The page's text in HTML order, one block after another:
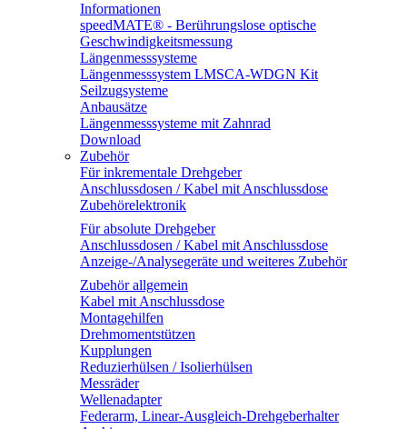
Informationen
speedMATE® - Berührungslose optische
Geschwindigkeitsmessung
Längenmesssysteme
Längenmesssystem LMSCA-WDGN Kit
Seilzugsysteme
Anbausätze
Längenmesssysteme mit Zahnrad
Download
Zubehör
Für inkrementale Drehgeber
Anschlussdosen / Kabel mit Anschlussdose
Zubehörelektronik
Für absolute Drehgeber
Anschlussdosen / Kabel mit Anschlussdose
Anzeige-/Analysegeräte und weiteres Zubehör
Zubehör allgemein
Kabel mit Anschlussdose
Montagehilfen
Drehmomentstützen
Kupplungen
Reduzierhülsen / Isolierhülsen
Messräder
Wellenadapter
Federarm, Linear-Ausgleich-Drehgeberhalter